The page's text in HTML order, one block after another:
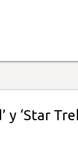
y ‘Star